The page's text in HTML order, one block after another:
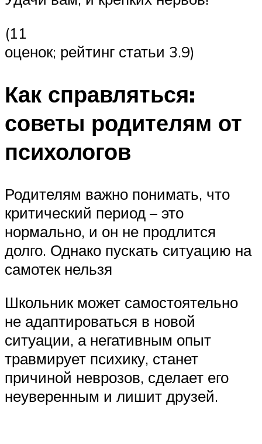
(11
оценок; рейтинг статьи 3.9)
Как справляться:
советы родителям от
психологов
Родителям важно понимать, что
критический период – это
нормально, и он не продлится
долго. Однако пускать ситуацию на
самотек нельзя
Школьник может самостоятельно
не адаптироваться в новой
ситуации, а негативным опыт
травмирует психику, станет
причиной неврозов, сделает его
неуверенным и лишит друзей.